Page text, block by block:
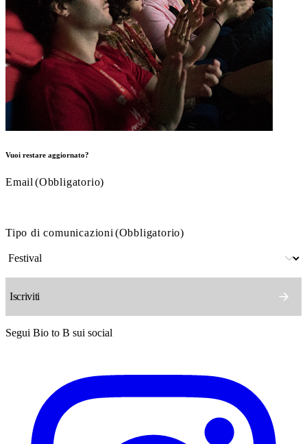
Vuoi restare aggiornato?
Email (Obbligatorio)
Tipo di comunicazioni (Obbligatorio)
Segui Bio to B sui social